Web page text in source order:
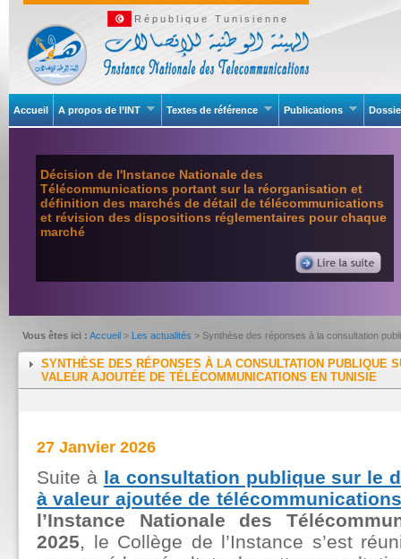
République Tunisienne
Accueil A propos de l’INT Textes de référence Publications
Décision de l'Instance Nationale des
Télécommunications portant sur la réorganisation et
définition des marchés de détail de télécommunications
et révision des dispositions réglementaires pour chaque
marché
Vous êtes ici : Accueil > Les actualités > Synthèse des réponses à la consultation
SYNTHÈSE DES RÉPONSES À LA CONSULTATION PUBLIQUE
VALEUR AJOUTÉE DE TÉLÉCOMMUNICATIONS EN TUNISIE
27 Janvier 2026
Suite à la consultation publique sur le
à valeur ajoutée de
l’Instance Nationale des
2025, le Collège de l’Instance s’est